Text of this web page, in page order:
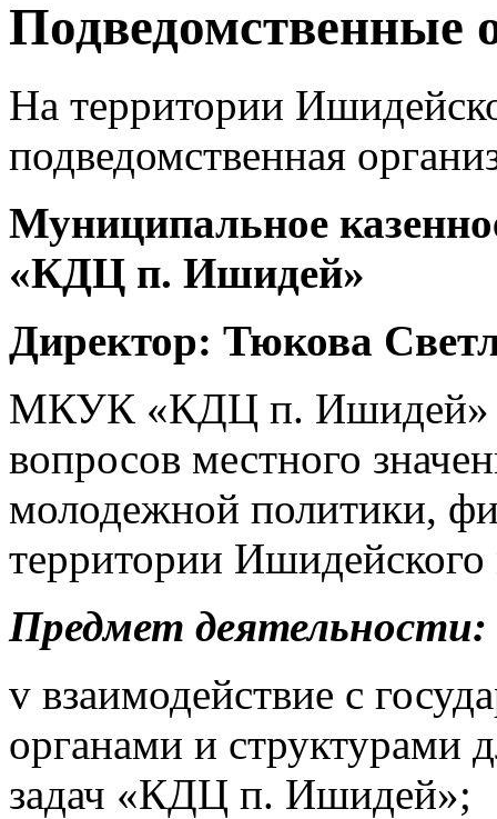
Подведомственные
На территории
подведомственная
Муниципальное
«КДЦ п. Ишидей»
Директор: Тюкова
МКУК «КДЦ п. Ишидей»
вопросов местного
молодежной политики,
территории
Предмет деятельности:
v взаимодействие с
органами и структурами
задач «КДЦ п. Ишидей»;